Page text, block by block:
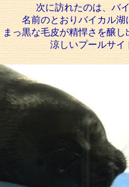
次に訪れたのは、バ
名前のとおりバイカル
まっ黒な毛皮が精悍さを醸
涼しいプールサイ